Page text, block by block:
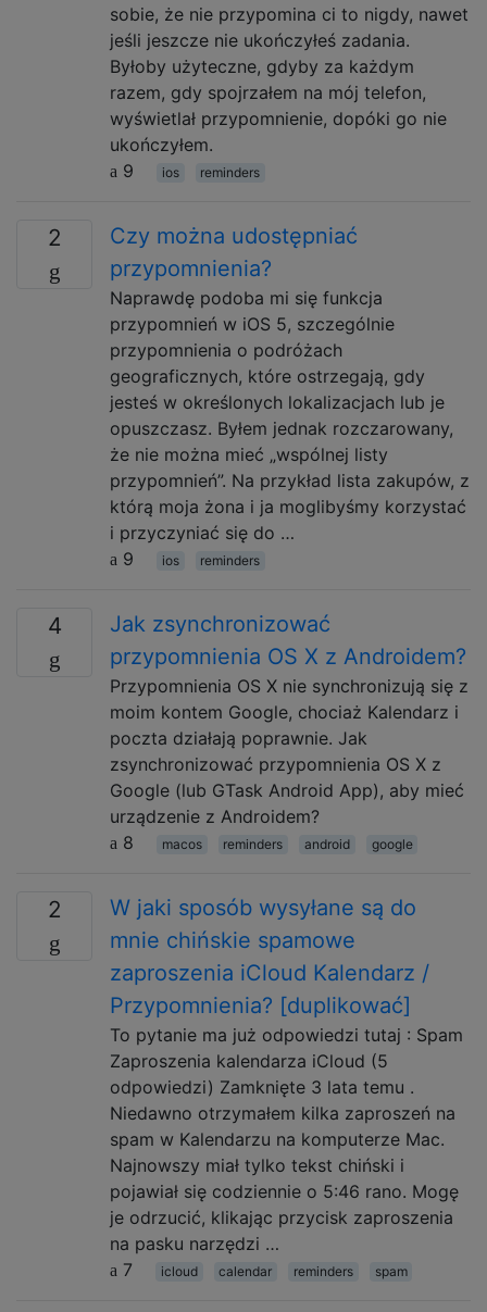
sobie, że nie przypomina ci to nigdy, nawet
jeśli jeszcze nie ukończyłeś zadania.
Byłoby użyteczne, gdyby za każdym
razem, gdy spojrzałem na mój telefon,
wyświetlał przypomnienie, dopóki go nie
ukończyłem.
9
ios reminders
2
Czy można udostępniać
przypomnienia?
Naprawdę podoba mi się funkcja
przypomnień w iOS 5, szczególnie
przypomnienia o podróżach
geograficznych, które ostrzegają, gdy
jesteś w określonych lokalizacjach lub je
opuszczasz. Byłem jednak rozczarowany,
że nie można mieć „wspólnej listy
przypomnień”. Na przykład lista zakupów, z
którą moja żona i ja moglibyśmy korzystać
i przyczyniać się do …
9
ios reminders
4
Jak zsynchronizować
przypomnienia OS X z Androidem?
Przypomnienia OS X nie synchronizują się z
moim kontem Google, chociaż Kalendarz i
poczta działają poprawnie. Jak
zsynchronizować przypomnienia OS X z
Google (lub GTask Android App), aby mieć
urządzenie z Androidem?
8
macos reminders android google
2
W jaki sposób wysyłane są do
mnie chińskie spamowe
zaproszenia iCloud Kalendarz /
Przypomnienia? [duplikować]
To pytanie ma już odpowiedzi tutaj : Spam
Zaproszenia kalendarza iCloud (5
odpowiedzi) Zamknięte 3 lata temu .
Niedawno otrzymałem kilka zaproszeń na
spam w Kalendarzu na komputerze Mac.
Najnowszy miał tylko tekst chiński i
pojawiał się codziennie o 5:46 rano. Mogę
je odrzucić, klikając przycisk zaproszenia
na pasku narzędzi …
7
icloud calendar reminders spam